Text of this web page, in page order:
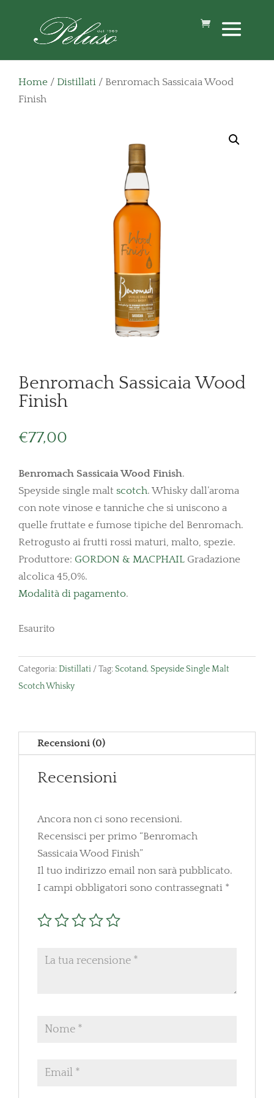
Home / Distillati / Benromach Sassicaia Wood
Finish
Benromach Sassicaia Wood
Finish
€77,00
Benromach Sassicaia Wood Finish.
Speyside single malt scotch. Whisky dall’aroma
con note vinose e tanniche che si uniscono a
quelle fruttate e fumose tipiche del Benromach.
Retrogusto ai frutti rossi maturi, malto, spezie.
Produttore: GORDON & MACPHAIL Gradazione
alcolica 45,0%.
Modalità di pagamento.
Esaurito
Categoria: Distillati Tag: Scotand, Speyside Single Malt
Scotch Whisky
Recensioni (0)
Recensioni
Ancora non ci sono recensioni.
Recensisci per primo “Benromach
Sassicaia Wood Finish”
Il tuo indirizzo email non sarà pubblicato.
I campi obbligatori sono contrassegnati *